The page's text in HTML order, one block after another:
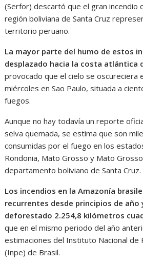
(Serfor) descartó que el gran incendio
región boliviana de Santa Cruz
territorio peruano.
La mayor parte del humo de estos
desplazado hacia la costa atlántica
provocado que el cielo se oscureciera
miércoles en Sao Paulo, situada a
fuegos.
Aunque no hay todavía un reporte
selva quemada, se estima que son
consumidas por el fuego en los
Rondonia, Mato Grosso y Mato
departamento boliviano de Santa Cruz.
Los incendios en la Amazonía
recurrentes desde principios de año
deforestado 2.254,8 kilómetros
que en el mismo periodo del año
estimaciones del Instituto Nacional de
(Inpe) de Brasil.